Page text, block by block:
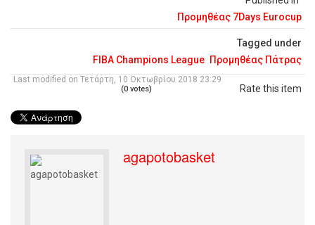
Προμηθέας 7Days Eurocup
Tagged under
FIBA Champions League Προμηθέας Πάτρας
Rate this item
(0 votes)
Last modified on Τετάρτη, 10 Οκτωβρίου 2018 23:29
agapotobasket